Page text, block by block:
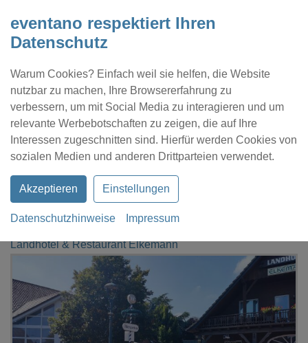
eventano respektiert Ihren
Datenschutz
Warum Cookies? Einfach weil sie helfen, die Website
nutzbar zu machen, Ihre Browsererfahrung zu
verbessern, um mit Social Media zu interagieren und um
relevante Werbebotschaften zu zeigen, die auf Ihre
Interessen zugeschnitten sind. Hierfür werden Cookies von
sozialen Medien und anderen Drittparteien verwendet.
Akzeptieren Einstellungen
Datenschutzhinweise Impressum
Kontakt Location eintragen Profil
Landhotel & Restaurant Elkemann